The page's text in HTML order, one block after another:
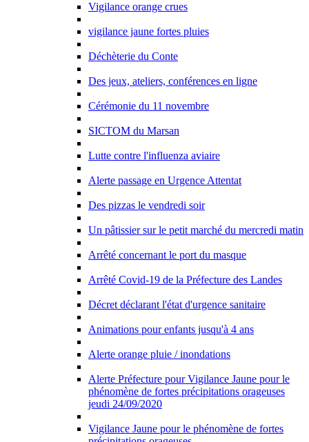
Vigilance orange crues
vigilance jaune fortes pluies
Déchèterie du Conte
Des jeux, ateliers, conférences en ligne
Cérémonie du 11 novembre
SICTOM du Marsan
Lutte contre l'influenza aviaire
Alerte passage en Urgence Attentat
Des pizzas le vendredi soir
Un pâtissier sur le petit marché du mercredi matin
Arrêté concernant le port du masque
Arrêté Covid-19 de la Préfecture des Landes
Décret déclarant l'état d'urgence sanitaire
Animations pour enfants jusqu'à 4 ans
Alerte orange pluie / inondations
Alerte Préfecture pour Vigilance Jaune pour le
phénomène de fortes précipitations orageuses
jeudi 24/09/2020
Vigilance Jaune pour le phénomène de fortes